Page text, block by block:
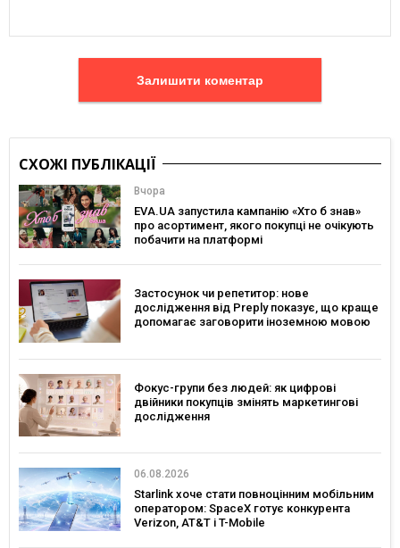
Залишити коментар
СХОЖІ ПУБЛІКАЦІЇ
Вчора
EVA.UA запустила кампанію «Хто б знав»
про асортимент, якого покупці не очікують
побачити на платформі
Застосунок чи репетитор: нове
дослідження від Preply показує, що краще
допомагає заговорити іноземною мовою
Фокус-групи без людей: як цифрові
двійники покупців змінять маркетингові
дослідження
06.08.2026
Starlink хоче стати повноцінним мобільним
оператором: SpaceX готує конкурента
Verizon, AT&T і T-Mobile